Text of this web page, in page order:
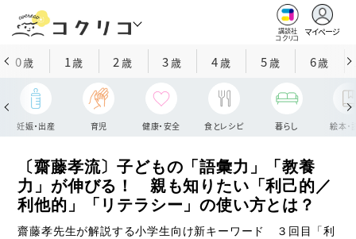
講談社
コクリコ
マイページ
0歳 1歳 2 歳 3歳 4歳 5歳 6歳
妊娠・出産 育児 健康・安全 食とレシピ 暮らし 絵本・
〔齋藤孝流〕子どもの「語彙力」「教養
力」が伸びる！ 親も知りたい「利己的／
利他的」「リテラシー」の使い方とは？
齋藤孝先生が解説する小学生向け新キーワード ３回目「利